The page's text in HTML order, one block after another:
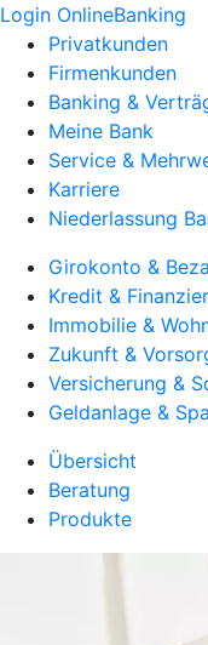
Login OnlineBanking
Privatkunden
Firmenkunden
Banking &
Meine Bank
Service &
Karriere
Niederlassung
Girokonto &
Kredit &
Immobilie &
Zukunft &
Versicherung &
Geldanlage &
Übersicht
Beratung
Produkte